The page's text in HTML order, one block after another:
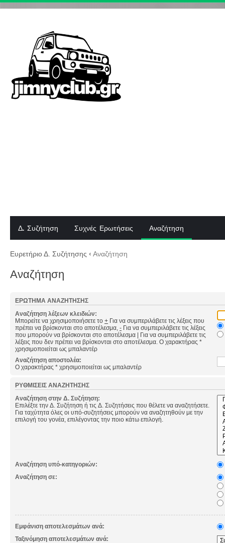
Δ. Συζήτηση Συχνές Ερωτήσεις Αναζήτηση
Ευρετήριο Δ. Συζήτησης ‹ Αναζήτηση
Αναζήτηση
ΕΡΏΤΗΜΑ ΑΝΑΖΉΤΗΣΗΣ
Αναζήτηση λέξεων κλειδιών:
Μπορείτε να χρησιμοποιήσετε το + Για να συμπεριλάβετε τις λέξεις που
πρέπει να βρίσκονται στο αποτέλεσμα, - Για να συμπεριλάβετε τις λέξεις
που μπορούν να βρίσκονται στο αποτέλεσμα | Για να συμπεριλάβετε τις
λέξεις που δεν πρέπει να βρίσκονται στο αποτέλεσμα. Ο χαρακτήρας *
χρησιμοποιείται ως μπαλαντέρ
Αναζήτηση αποστολέα:
Ο χαρακτήρας * χρησιμοποιείται ως μπαλαντέρ
ΡΥΘΜΊΣΕΙΣ ΑΝΑΖΉΤΗΣΗΣ
Αναζήτηση στην Δ. Συζήτηση:
Επιλέξτε την Δ. Συζήτηση ή τις Δ. Συζητήσεις που θέλετε να αναζητήσετε.
Για ταχύτητα όλες οι υπό-συζητήσεις μπορούν να αναζητηθούν με την
επιλογή του γονέα, επιλέγοντας την ποιο κάτω επιλογή.
Αναζήτηση υπό-κατηγοριών:
Αναζήτηση σε:
Εμφάνιση αποτελεσμάτων ανά:
Ταξινόμηση αποτελεσμάτων ανά: